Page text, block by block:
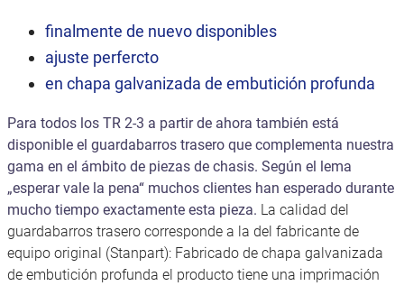
finalmente de nuevo disponibles
ajuste perfercto
en chapa galvanizada de embutición profunda
Para todos los TR 2-3 a partir de ahora también está
disponible el guardabarros trasero que complementa nuestra
gama en el ámbito de piezas de chasis. Según el lema
„esperar vale la pena“ muchos clientes han esperado durante
mucho tiempo exactamente esta pieza. La calidad del
guardabarros trasero corresponde a la del fabricante de
equipo original (Stanpart): Fabricado de chapa galvanizada
de embutición profunda el producto tiene una imprimación